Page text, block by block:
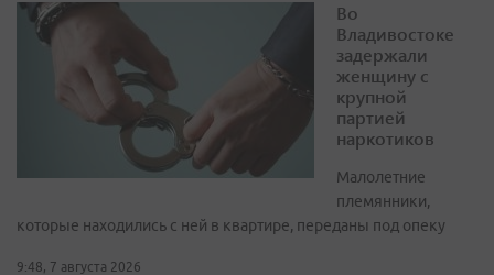
Во
Владивостоке
задержали
женщину с
крупной
партией
наркотиков
Малолетние
племянники,
которые находились с ней в квартире, переданы под опеку
9:48, 7 августа 2026